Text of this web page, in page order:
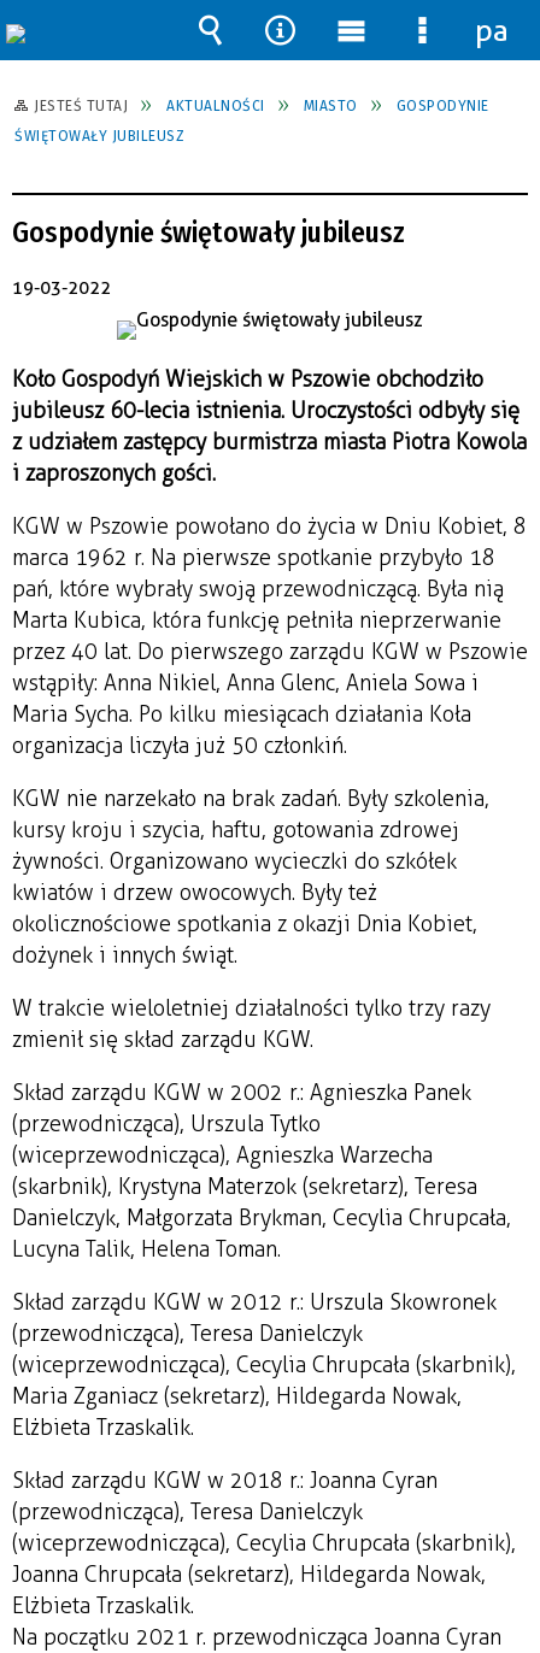
JESTEŚ TUTAJ AKTUALNOŚCI MIASTO
GOSPODYNIE
ŚWIĘTOWAŁY JUBILEUSZ
Gospodynie świętowały jubileusz
19-03-2022
Koło Gospodyń Wiejskich w Pszowie obchodziło
jubileusz 60-lecia istnienia. Uroczystości odbyły się
z udziałem zastępcy burmistrza miasta Piotra Kowola
i zaproszonych gości.
KGW w Pszowie powołano do życia w Dniu Kobiet, 8
marca 1962 r. Na pierwsze spotkanie przybyło 18
pań, które wybrały swoją przewodniczącą. Była nią
Marta Kubica, która funkcję pełniła nieprzerwanie
przez 40 lat. Do pierwszego zarządu KGW w Pszowie
wstąpiły: Anna Nikiel, Anna Glenc, Aniela Sowa i
Maria Sycha. Po kilku miesiącach działania Koła
organizacja liczyła już 50 członkiń.
KGW nie narzekało na brak zadań. Były szkolenia,
kursy kroju i szycia, haftu, gotowania zdrowej
żywności. Organizowano wycieczki do szkółek
kwiatów i drzew owocowych. Były też
okolicznościowe spotkania z okazji Dnia Kobiet,
dożynek i innych świąt.
W trakcie wieloletniej działalności tylko trzy razy
zmienił się skład zarządu KGW.
Skład zarządu KGW w 2002 r.: Agnieszka Panek
(przewodnicząca), Urszula Tytko
(wiceprzewodnicząca), Agnieszka Warzecha
(skarbnik), Krystyna Materzok (sekretarz), Teresa
Danielczyk, Małgorzata Brykman, Cecylia Chrupcała,
Lucyna Talik, Helena Toman.
Skład zarządu KGW w 2012 r.: Urszula Skowronek
(przewodnicząca), Teresa Danielczyk
(wiceprzewodnicząca), Cecylia Chrupcała (skarbnik),
Maria Zganiacz (sekretarz), Hildegarda Nowak,
Elżbieta Trzaskalik.
Skład zarządu KGW w 2018 r.: Joanna Cyran
(przewodnicząca), Teresa Danielczyk
(wiceprzewodnicząca), Cecylia Chrupcała (skarbnik),
Joanna Chrupcała (sekretarz), Hildegarda Nowak,
Elżbieta Trzaskalik.
Na początku 2021 r. przewodnicząca Joanna Cyran
Wyszukiwarka
Narzędzia
Menu
główne
Menu